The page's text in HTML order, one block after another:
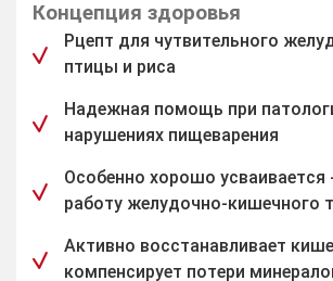
Концепция здоровья
Рцепт для чутвительного
птицы и риса
Надежная помощь при
нарушениях пищеварения
Особенно хорошо усваивается
работу желудочно-кишечного
Активно восстанавливает
компенсирует потери